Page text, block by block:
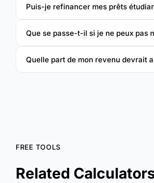
Puis-je refinancer mes prêts
Que se passe-t-il si je ne peux pas
Quelle part de mon revenu devrait
FREE TOOLS
Related